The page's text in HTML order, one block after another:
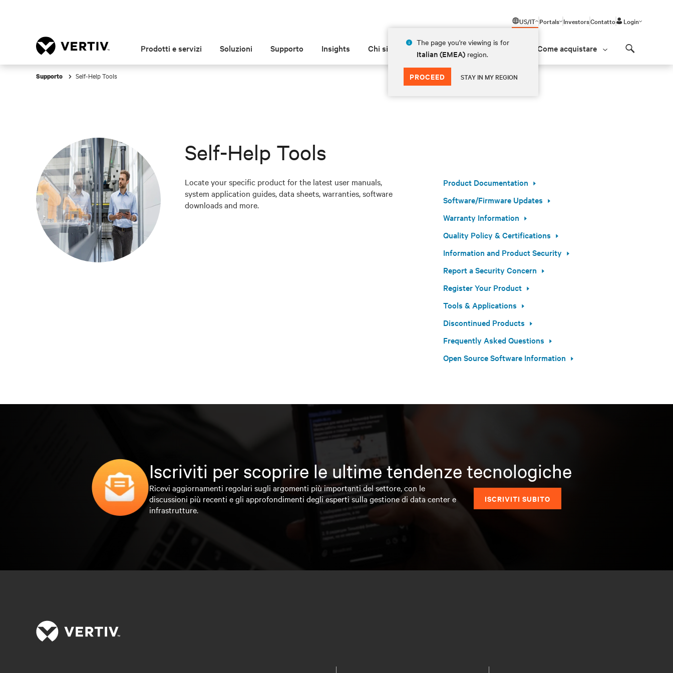
US/IT
The page you're viewing is for
Italian (EMEA) region.
PROCEED STAY IN MY REGION
Portals InvestorsContatto Login
Prodotti e servizi Soluzioni Supporto Insights Chi siamo Come acquistare
Supporto Self-Help Tools
Self-Help Tools
Locate your specific product for the latest user manuals,
system application guides, data sheets, warranties, software
downloads and more.
Product Documentation
Software/Firmware Updates
Warranty Information
Quality Policy & Certifications
Information and Product Security
Report a Security Concern
Register Your Product
Tools & Applications
Discontinued Products
Frequently Asked Questions
Open Source Software Information
Iscriviti per scoprire le ultime tendenze tecnologiche
Ricevi aggiornamenti regolari sugli argomenti più importanti del settore, con le
discussioni più recenti e gli approfondimenti degli esperti sulla gestione di data center e
infrastrutture.
ISCRIVITI SUBITO